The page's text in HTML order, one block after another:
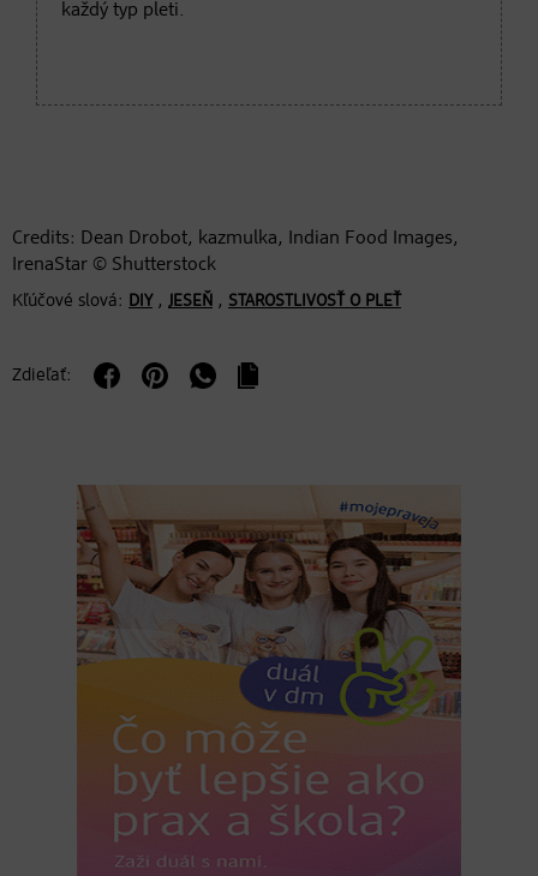
každý typ pleti.
Credits: Dean Drobot, kazmulka, Indian Food Images,
IrenaStar © Shutterstock
Kľúčové slová: DIY, JESEŇ , STAROSTLIVOSŤ O PLEŤ
Zdieľať: